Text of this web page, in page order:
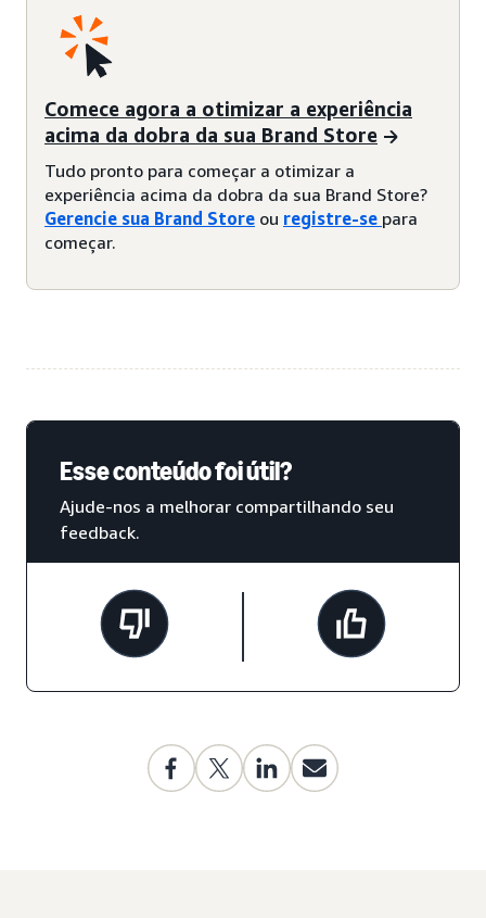
Comece agora a otimizar a experiência
acima da dobra da sua Brand Store
Tudo pronto para começar a otimizar a
experiência acima da dobra da sua Brand Store?
Gerencie sua Brand Store ou registre-se para
começar.
Esse conteúdo foi útil?
Ajude-nos a melhorar compartilhando seu
feedback.